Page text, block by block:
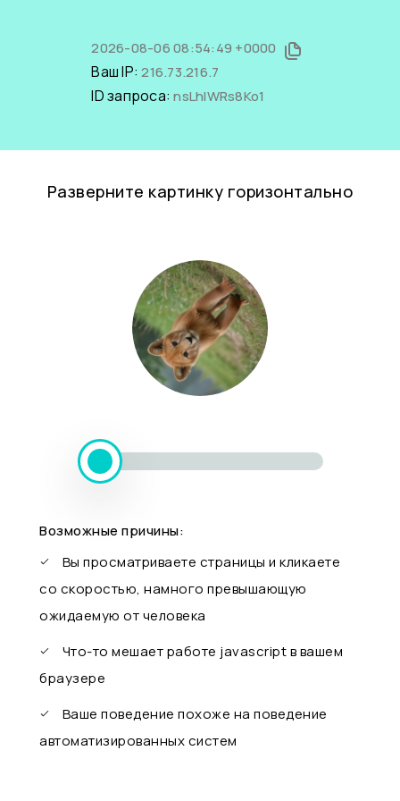
2026-08-06 08:54:49 +0000
Ваш IP:216.73.216.7
ID запроса:nsLhlWRs8Ko1
Разверните картинку горизонтально
Возможные причины:
Вы просматриваете страницы и кликаете
со скоростью, намного превышающую
ожидаемую от человека
Что-то мешает работе javascript в вашем
браузере
Ваше поведение похоже на поведение
автоматизированных систем